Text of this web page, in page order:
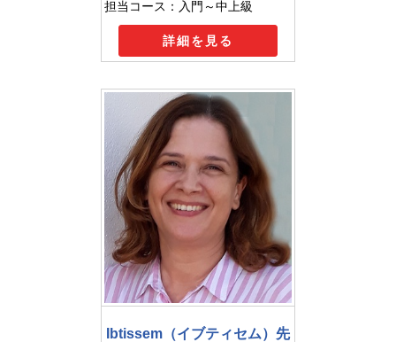
担当コース：入門～中上級
詳細を見る
Ibtissem（イブティセム）先